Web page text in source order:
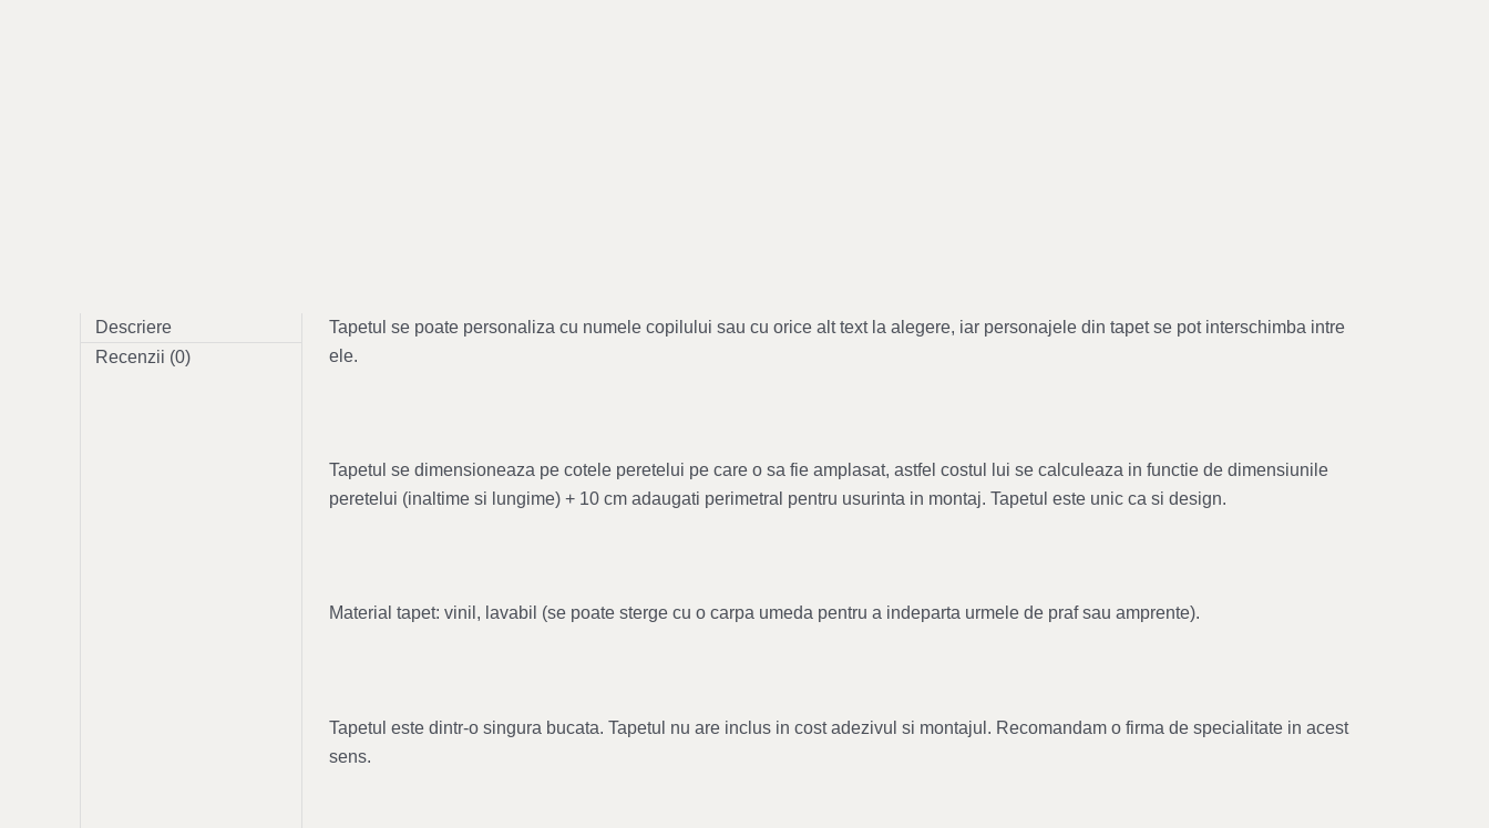
Descriere
Recenzii (0)
Tapetul se poate personaliza cu numele copilului sau cu orice alt text la alegere, iar personajele din tapet se pot interschimba intre
ele.
Tapetul se dimensioneaza pe cotele peretelui pe care o sa fie amplasat, astfel costul lui se calculeaza in functie de dimensiunile
peretelui (inaltime si lungime) + 10 cm adaugati perimetral pentru usurinta in montaj. Tapetul este unic ca si design.
Material tapet: vinil, lavabil (se poate sterge cu o carpa umeda pentru a indeparta urmele de praf sau amprente).
Tapetul este dintr-o singura bucata. Tapetul nu are inclus in cost adezivul si montajul. Recomandam o firma de specialitate in acest
sens.